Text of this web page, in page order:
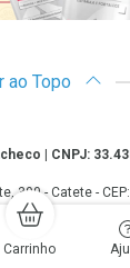
Carrinho
ao Topo
| CNPJ:
300 - Catete -
Autorização de
MS:
e